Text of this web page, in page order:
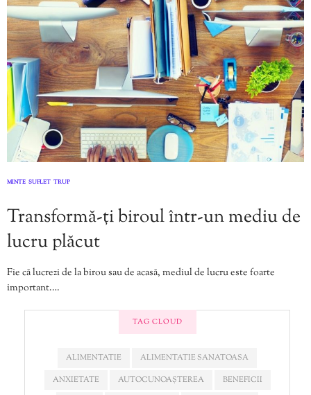
MINTE SUFLET TRUP
Transformă-ți biroul într-un mediu de
lucru plăcut
Fie că lucrezi de la birou sau de acasă, mediul de lucru este foarte
important.…
TAG CLOUD
ALIMENTATIE
ALIMENTATIE SANATOASA
ANXIETATE
AUTOCUNOAȘTEREA
BENEFICII